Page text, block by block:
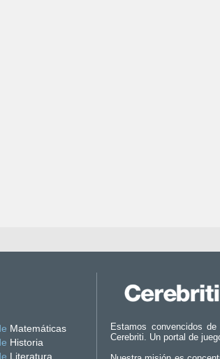
Matemáticas
Historia
Literatura
Estamos convencidos
Cerebriti. Un portal de